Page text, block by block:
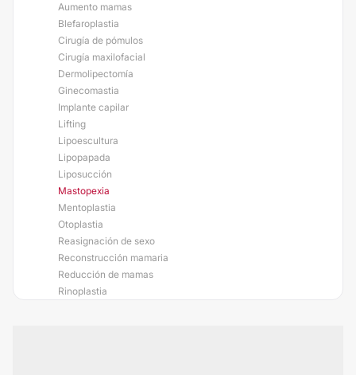
Aumento mamas
Blefaroplastia
Cirugía de pómulos
Cirugía maxilofacial
Dermolipectomía
Ginecomastia
Implante capilar
Lifting
Lipoescultura
Lipopapada
Liposucción
Mastopexia
Mentoplastia
Otoplastia
Reasignación de sexo
Reconstrucción mamaria
Reducción de mamas
Rinoplastia